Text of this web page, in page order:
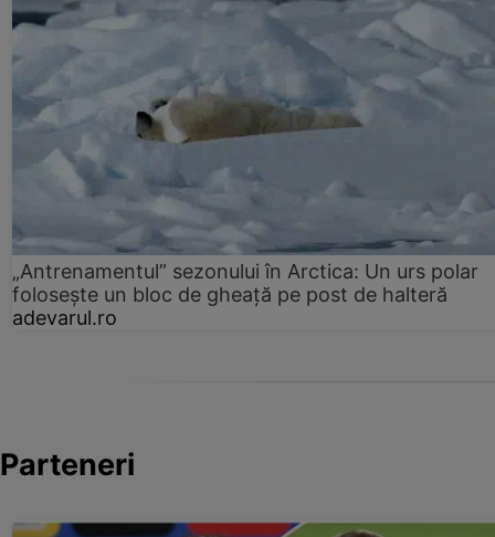
„Antrenamentul” sezonului în Arctica: Un urs polar
folosește un bloc de gheață pe post de halteră
adevarul.ro
Parteneri